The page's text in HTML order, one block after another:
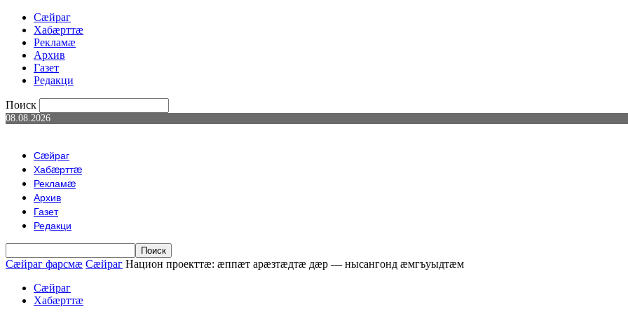
Сæйраг
Хабæрттæ
Рекламæ
Архив
Газет
Редакци
Поиск
08.08.2026
Сæйраг
Хабæрттæ
Рекламæ
Архив
Газет
Редакци
Сæйраг фарсмæ Сæйраг Национ проекттӕ: ӕппӕт арӕзтӕдтӕ дӕр — нысангонд ӕмгъуыдтӕм
Сæйраг
Хабæрттæ